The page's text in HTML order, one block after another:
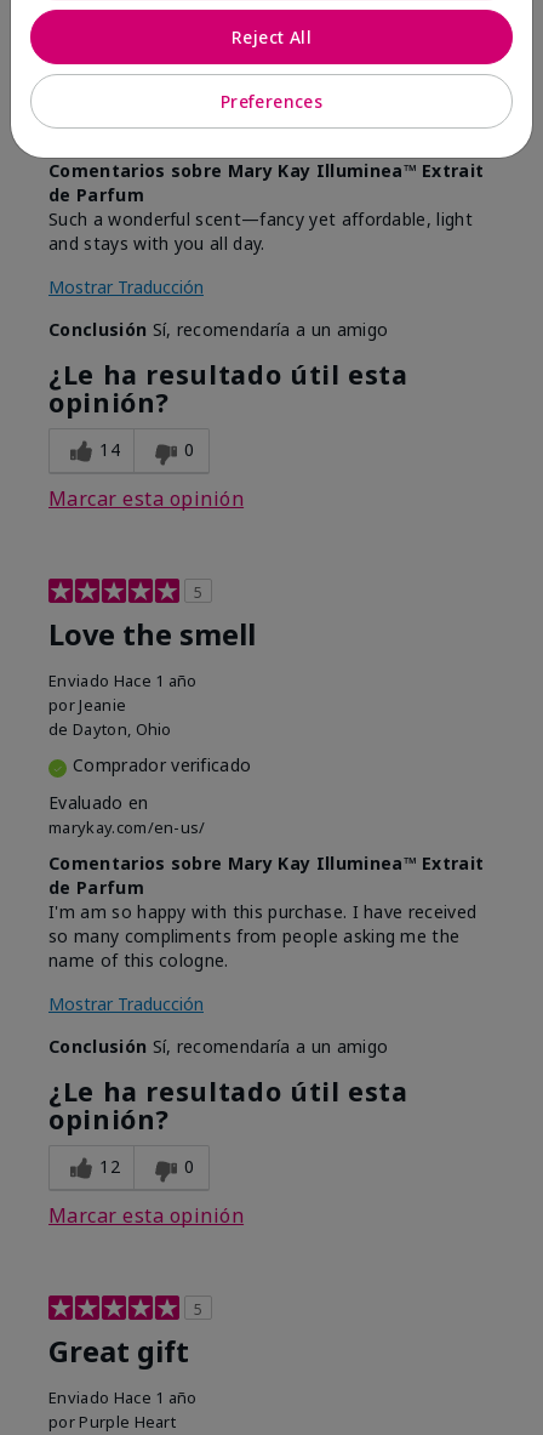
porKariM
Comprador verificado
marykay.com/en-us/
Comentarios sobre Mary Kay Illuminea™ Extrait
de Parfum
Such a wonderful scent—fancy yet affordable, light
and stays with you all day.
Mostrar Traducción
Conclusión Sí, recomendaría a un amigo
¿Le ha resultado útil esta
opinión?
14 0
Marcar esta opinión
5
Love the smell
Enviado Hace 1 año
por Jeanie
de Dayton, Ohio
Comprador verificado
Evaluado en
marykay.com/en-us/
Comentarios sobre Mary Kay Illuminea™ Extrait
de Parfum
I'm am so happy with this purchase. I have received
so many compliments from people asking me the
name of this cologne.
Mostrar Traducción
Conclusión Sí, recomendaría a un amigo
¿Le ha resultado útil esta
opinión?
12 0
Marcar esta opinión
5
Great gift
Enviado Hace 1 año
por Purple Heart
Preferences
Reject All